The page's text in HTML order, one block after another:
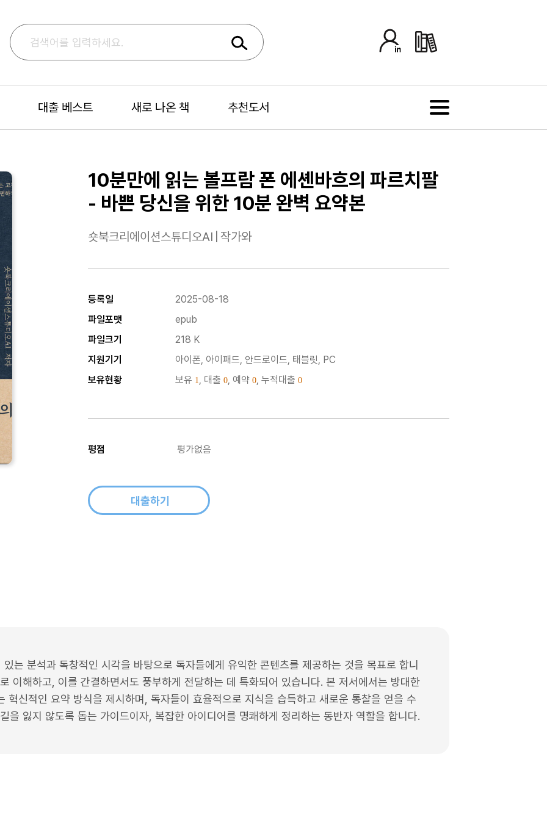
대출 베스트 새로 나온 책 추천도서
10분만에 읽는 볼프람 폰 에셴바흐의 파르치팔
- 바쁜 당신을 위한 10분 완벽 요약본
숏북크리에이션스튜디오AI 작가와
등록일
2025-08-18
파일포맷
epub
파일크기
218 K
지원기기
아이폰, 아이패드, 안드로이드, 태블릿, PC
보유현황
보유 1, 대출 0, 예약 0, 누적대출 0
평점 평가없음
대출하기
는 분석과 독창적인 시각을 바탕으로 독자들에게 유익한 콘텐츠를 제공하는 것을 목표로 합니
이해하고, 이를 간결하면서도 풍부하게 전달하는 데 특화되어 있습니다. 본 저서에서는 방대한
혁신적인 요약 방식을 제시하며, 독자들이 효율적으로 지식을 습득하고 새로운 통찰을 얻을 수
을 잃지 않도록 돕는 가이드이자, 복잡한 아이디어를 명쾌하게 정리하는 동반자 역할을 합니다.